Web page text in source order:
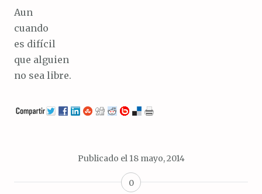
Aun
cuando
es difícil
que alguien
no sea libre.
Publicado el 18 mayo, 2014
0